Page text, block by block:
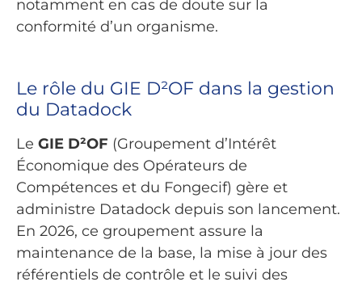
notamment en cas de doute sur la
conformité d’un organisme.
Le rôle du GIE D²OF dans la gestion
du Datadock
Le GIE D²OF (Groupement d’Intérêt
Économique des Opérateurs de
Compétences et du Fongecif) gère et
administre Datadock depuis son lancement.
En 2026, ce groupement assure la
maintenance de la base, la mise à jour des
référentiels de contrôle et le suivi des